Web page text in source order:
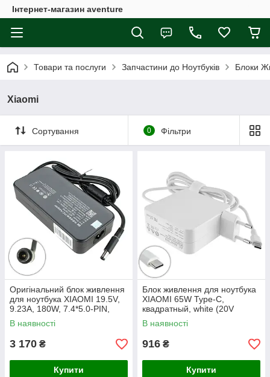
Інтернет-магазин aventure
Товари та послуги Запчастини до Ноутбуків Блоки
Xiaomi
Сортування 0 Фільтри
Оригінальний блок живлення
для ноутбука XIAOMI 19.5V,
9.23A, 180W, 7.4*5.0-PIN,
black (без кабелю !)
(ADC180TM)
В наявності
3 170 ₴
Купити
Блок живлення для ноутбука
XIAOMI 65W Type-C,
квадратный, white (20V
3.25A, 15V 3A, 12V 3A, 9V 3A,
5V 3A)
В наявності
916 ₴
Купити